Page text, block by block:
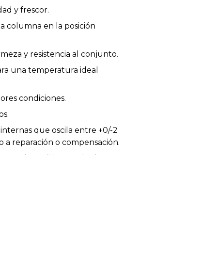
y frescor.
columna en la posición
y resistencia al conjunto.
una temperatura ideal
condiciones.
que oscila entre +0/-2
a reparación o compensación.
color, tejido o acabado.